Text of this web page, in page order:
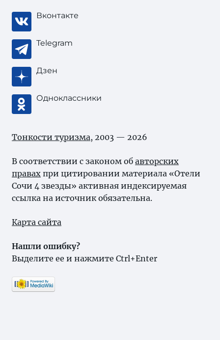
Вконтакте
Telegram
Дзен
Одноклассники
Тонкости туризма, 2003 — 2026
В соответствии с законом об авторских
правах при цитировании материала «Отели
Сочи 4 звезды» активная индексируемая
ссылка на источник обязательна.
Карта сайта
Нашли ошибку?
Выделите ее и нажмите Ctrl+Enter